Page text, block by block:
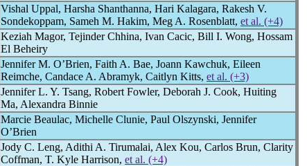
Vishal Uppal, Harsha Shanthanna, Hari Kalagara, Rakesh V.
Sondekoppam, Sameh M. Hakim, Meg A. Rosenblatt, et al. (+4)
Keziah Magor, Tejinder Chhina, Ivan Cacic, Bill I. Wong, Hossam
El Beheiry
Jennifer M. O’Brien, Faith A. Bae, Joann Kawchuk, Eileen
Reimche, Candace A. Abramyk, Caitlyn Kitts, et al. (+3)
Jennifer L. Y. Tsang, Robert Fowler, Deborah J. Cook, Huiting
Ma, Alexandra Binnie
Marcie Beaulac, Michelle Clunie, Paul Olszynski, Jennifer
O’Brien
Jody C. Leng, Adithi A. Tirumalai, Alex Kou, Carlos Brun, Clarity
Coffman, T. Kyle Harrison, et al. (+4)